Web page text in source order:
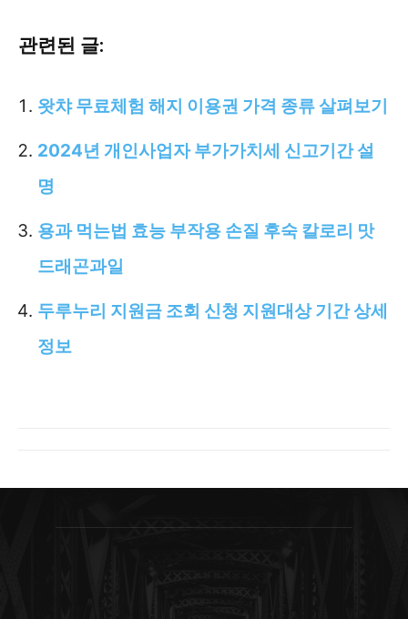
관련된 글:
왓챠 무료체험 해지 이용권 가격 종류 살펴보기
2024년 개인사업자 부가가치세 신고기간 설
명
용과 먹는법 효능 부작용 손질 후숙 칼로리 맛
드래곤과일
두루누리 지원금 조회 신청 지원대상 기간 상세
정보